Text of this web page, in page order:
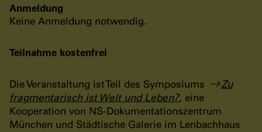
Anmeldung
Keine Anmeldung notwendig.
Teilnahme kostenfrei
Die Veranstaltung ist Teil des Symposiums
Zu
fragmentarisch ist Welt und Leben?, eine
Kooperation von NS-Dokumentationszentrum
München und Städtische Galerie im Lenbachhaus